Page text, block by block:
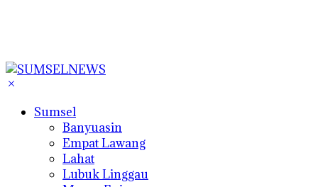
Sumsel
Banyuasin
Empat Lawang
Lahat
Lubuk Linggau